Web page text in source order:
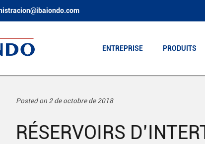
ENTREPRISE
ENTREPRISE PRODUITS
PRODUITS
Posted on 2 de octobre de 2018
RÉSERVOIRS